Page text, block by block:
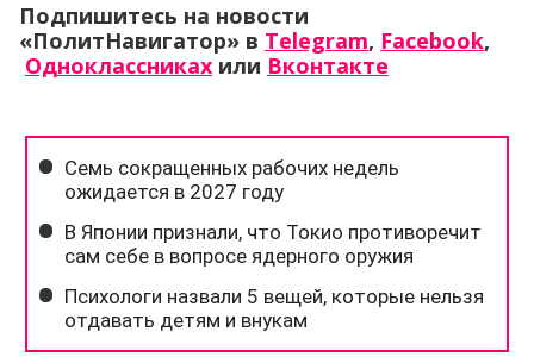
Подпишитесь на новости
«ПолитНавигатор» в Telegram, Facebook,
Одноклассниках или Вконтакте